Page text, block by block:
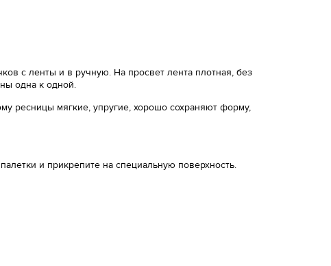
с ленты и в ручную. На просвет лента плотная, без
одна к одной.
ресницы мягкие, упругие, хорошо сохраняют форму,
и прикрепите на специальную поверхность.